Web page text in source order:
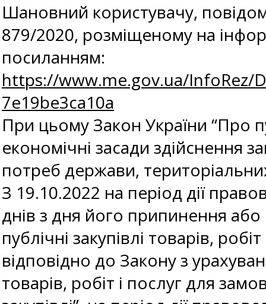
Шановний користувачу,
879/2020, розміщеному на
посиланням:
https://www.me.gov.ua/InfoRez/
7e19be3ca10a
При цьому Закон України “Про
економічні засади здійснення
потреб держави,
З 19.10.2022 на період дії
днів з дня його припинення
публічні закупівлі товарів,
відповідно до Закону з
товарів, робіт і послуг для